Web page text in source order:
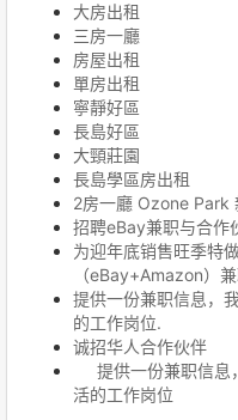
大房出租
三房一廳
房屋出租
單房出租
寧靜好區
長島好區
大頸莊園
長島學區房出租
2房一廳 Ozone Park
招聘eBay兼职与合作
为迎年底销售旺季特做
（eBay+Amazon）
提供一份兼职信息，
的工作岗位.
诚招华人合作伙伴
提供一份兼职信息
活的工作岗位